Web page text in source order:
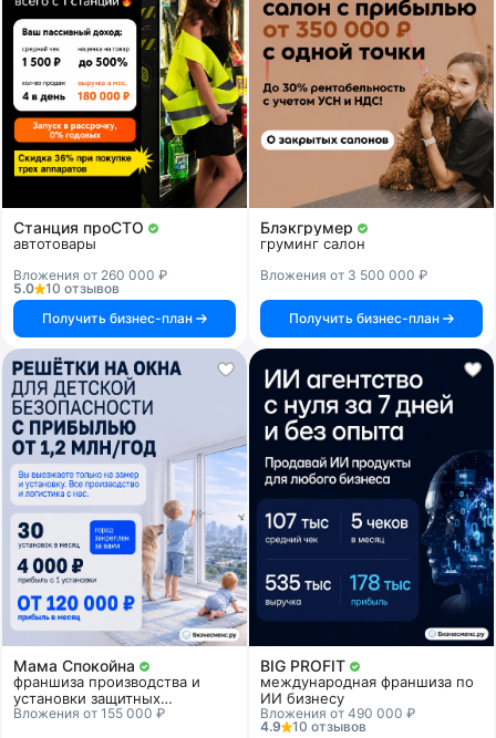
Станция проСТО
автотовары
Вложения от 260 000 ₽
5.0
10 отзывов
Получить бизнес-план
Блэкгрумер
груминг салон
Вложения от 3 500 000 ₽
Получить бизнес-план
Мама Спокойна
франшиза производства и
установки защитных
прозрачных решеток для
Вложения от 155 000 ₽
BIG PROFIT
международная франшиза по
ИИ бизнесу
Вложения от 490 000 ₽
4.9
10 отзывов